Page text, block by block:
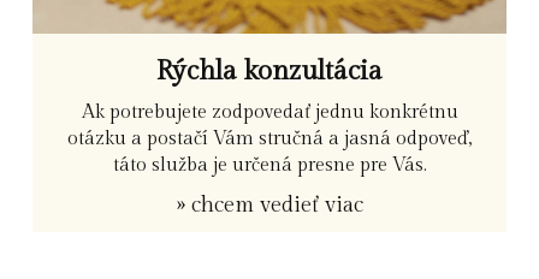
Rýchla konzultácia
Ak potrebujete zodpovedať jednu konkrétnu
otázku a postačí Vám stručná a jasná odpoveď,
táto služba je určená presne pre Vás.
» chcem vedieť viac